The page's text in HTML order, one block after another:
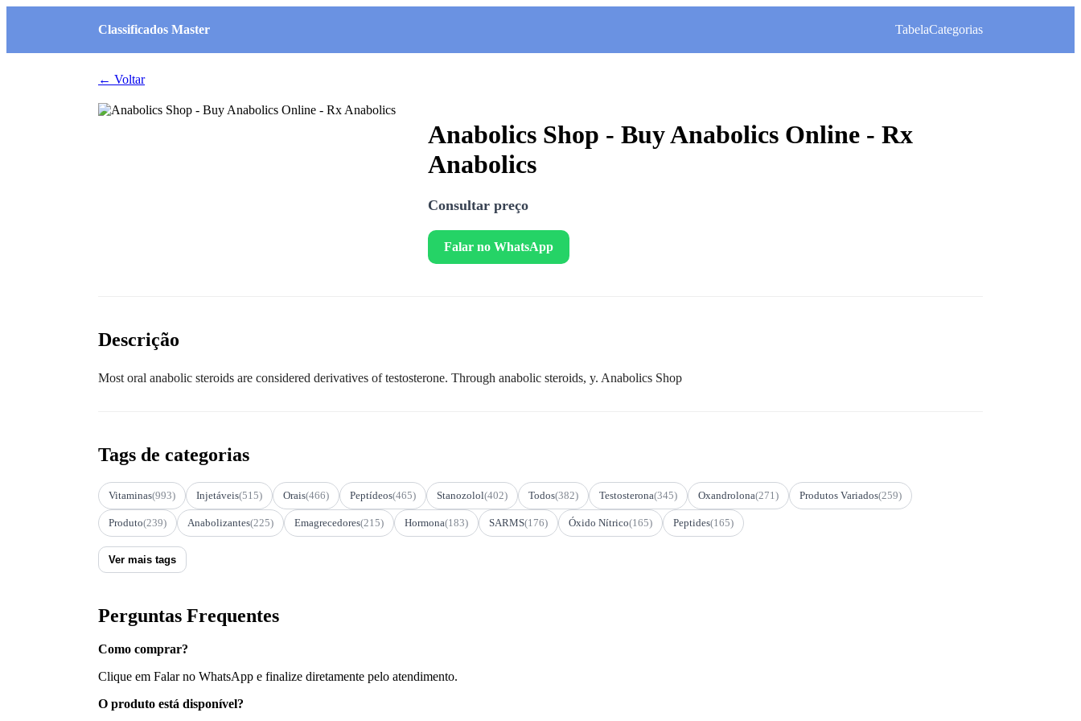
Classificados Master TabelaCategorias
← Voltar
Anabolics Shop - Buy Anabolics Online - Rx
Anabolics
Consultar preço
Falar no WhatsApp
Descrição
Most oral anabolic steroids are considered derivatives of testosterone. Through anabolic steroids, y. Anabolics Shop
Tags de categorias
Vitaminas(993) Injetáveis(515) Orais(466) Peptídeos(465) Stanozolol(402) Todos(382) Testosterona(345) Oxandrolona(271) Produtos Variados(259)
Produto(239) Anabolizantes(225) Emagrecedores(215) Hormona(183) SARMS(176) Óxido Nítrico(165) Peptides(165)
Ver mais tags
Perguntas Frequentes
Como comprar?
Clique em Falar no WhatsApp e finalize diretamente pelo atendimento.
O produto está disponível?